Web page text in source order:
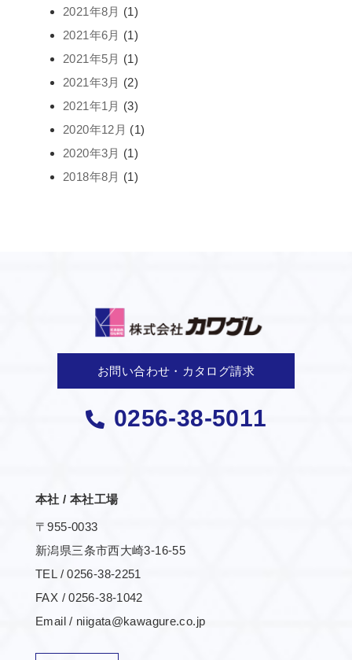
2021年8月 (1)
2021年6月 (1)
2021年5月 (1)
2021年3月 (2)
2021年1月 (3)
2020年12月 (1)
2020年3月 (1)
2018年8月 (1)
お問い合わせ・カタログ請求
0256-38-5011
本社 / 本社工場
〒955-0033
新潟県三条市西大崎3-16-55
TEL / 0256-38-2251
FAX / 0256-38-1042
Email / niigata@kawagure.co.jp